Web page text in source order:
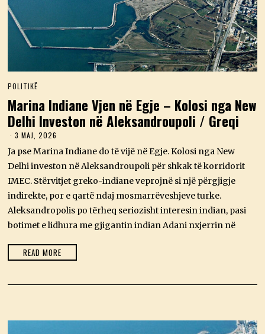
POLITIKË
Marina Indiane Vjen në Egje – Kolosi nga New
Delhi Investon në Aleksandroupoli / Greqi
3 MAJ, 2026
A
J
2
0
2
6
Ja pse Marina Indiane do të vijë në Egje. Kolosi nga New
Delhi investon në Aleksandroupoli për shkak të korridorit
IMEC. Stërvitjet greko-indiane veprojnë si një përgjigje
indirekte, por e qartë ndaj mosmarrëveshjeve turke.
Aleksandropolis po tërheq seriozisht interesin indian, pasi
botimet e lidhura me gjigantin indian Adani nxjerrin në
READ MORE